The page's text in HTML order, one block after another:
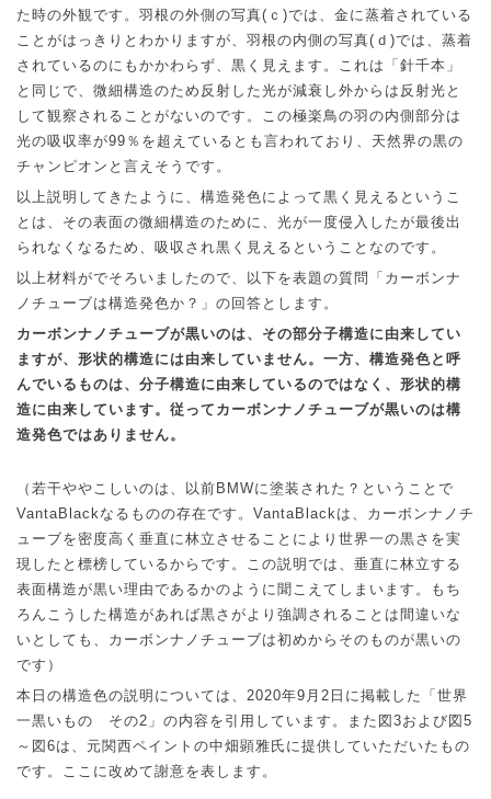
た時の外観です。羽根の外側の写真( ｃ )では、金に蒸着されている
ことがはっきりとわかりますが、羽根の内側の写真( ｄ )では、蒸着
されているのにもかかわらず、黒く見えます。これは「針千本」
と同じで、微細構造のため反射した光が減衰し外からは反射光と
して観察されることがないのです。この極楽鳥の羽の内側部分は
光の吸収率が99 ％を超えているとも言われており、天然界の黒の
チャンピオンと言えそうです。
以上説明してきたように、構造発色によって黒く見えるというこ
とは、その表面の微細構造のために、光が一度侵入したが最後出
られなくなるため、吸収され黒く見えるということなのです。
以上材料がでそろいましたので、以下を表題の質問「カーボンナ
ノチューブは構造発色か？」の回答とします。
カーボンナノチューブが黒いのは、その部分子構造に由来してい
ますが、形状的構造には由来していません。一方、構造発色と呼
んでいるものは、分子構造に由来しているのではなく、形状的構
造に由来しています。従ってカーボンナノチューブが黒いのは構
造発色ではありません。
（若干ややこしいのは、以前 BMWに塗装された？ということで
VantaBlackなるものの存在です。 VantaBlackは、カーボンナノチ
ューブを密度高く垂直に林立させることにより世界一の黒さを実
現したと標榜しているからです。この説明では、垂直に林立する
表面構造が黒い理由であるかのように聞こえてしまいます。もち
ろんこうした構造があれば黒さがより強調されることは間違いな
いとしても、カーボンナノチューブは初めからそのものが黒いの
です）
本日の構造色の説明については、 2020年9 月 2 日に掲載した「世界
一黒いもの その2 」の内容を引用しています。また図 3および図 5
～図 6は、元関西ペイントの中畑顕雅氏に提供していただいたもの
です。ここに改めて謝意を表します。